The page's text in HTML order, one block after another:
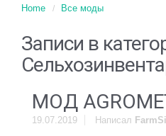
Home Все моды
Записи в
MOД
19.07.2019 Написал